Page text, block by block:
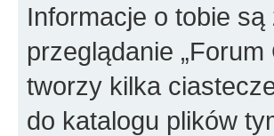
Informacje o tobie
przeglądanie
tworzy kilka
do katalogu plików